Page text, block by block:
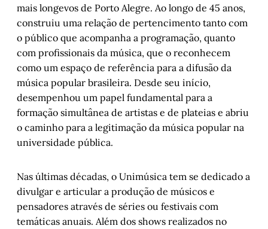
mais longevos de Porto Alegre. Ao longo de 45 anos,
construiu uma relação de pertencimento tanto com
o público que acompanha a programação, quanto
com profissionais da música, que o reconhecem
como um espaço de referência para a difusão da
música popular brasileira. Desde seu início,
desempenhou um papel fundamental para a
formação simultânea de artistas e de plateias e abriu
o caminho para a legitimação da música popular na
universidade pública.
Nas últimas décadas, o Unimúsica tem se dedicado a
divulgar e articular a produção de músicos e
pensadores através de séries ou festivais com
temáticas anuais. Além dos shows realizados no